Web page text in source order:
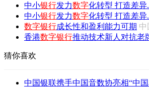
中小银行发力数字化转型 打造差异
中小银行发力数字化转型 打造差异
数字银行成长性和盈利能力可期
香港数字银行推动技术新人对抗老
猜你喜欢
中国银联携手中国音数协亮相“中